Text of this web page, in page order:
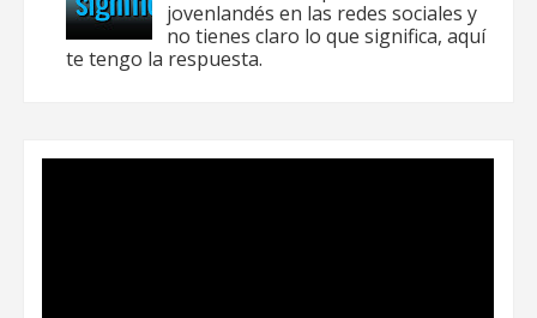
jovenlandés en las redes sociales y
no tienes claro lo que significa, aquí
te tengo la respuesta.